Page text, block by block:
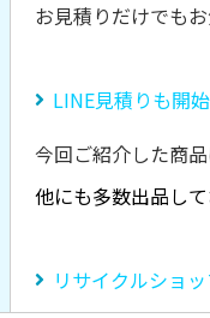
お見積りだけでも
LINE見積りも開
今回ご紹介した商
他にも多数出品し
リサイクルショ